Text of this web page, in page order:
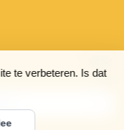
te verbeteren. Is dat